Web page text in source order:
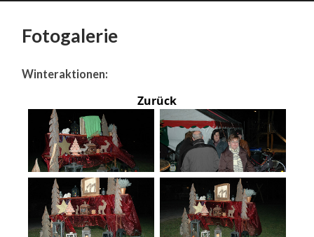
Fotogalerie
Winteraktionen:
Zurück